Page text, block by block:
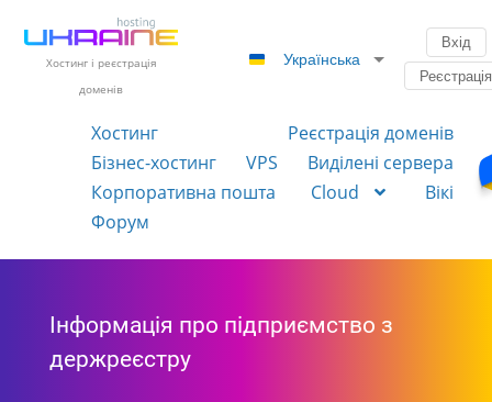
Хостинг і реєстрація
доменів
Українська
Вхід
Реєстрація
Хостинг
Реєстрація доменів
Бізнес-хостинг
VPS
Виділені сервера
Корпоративна пошта
Cloud
Вікі
Форум
Інформація про підприємство з
держреєстру